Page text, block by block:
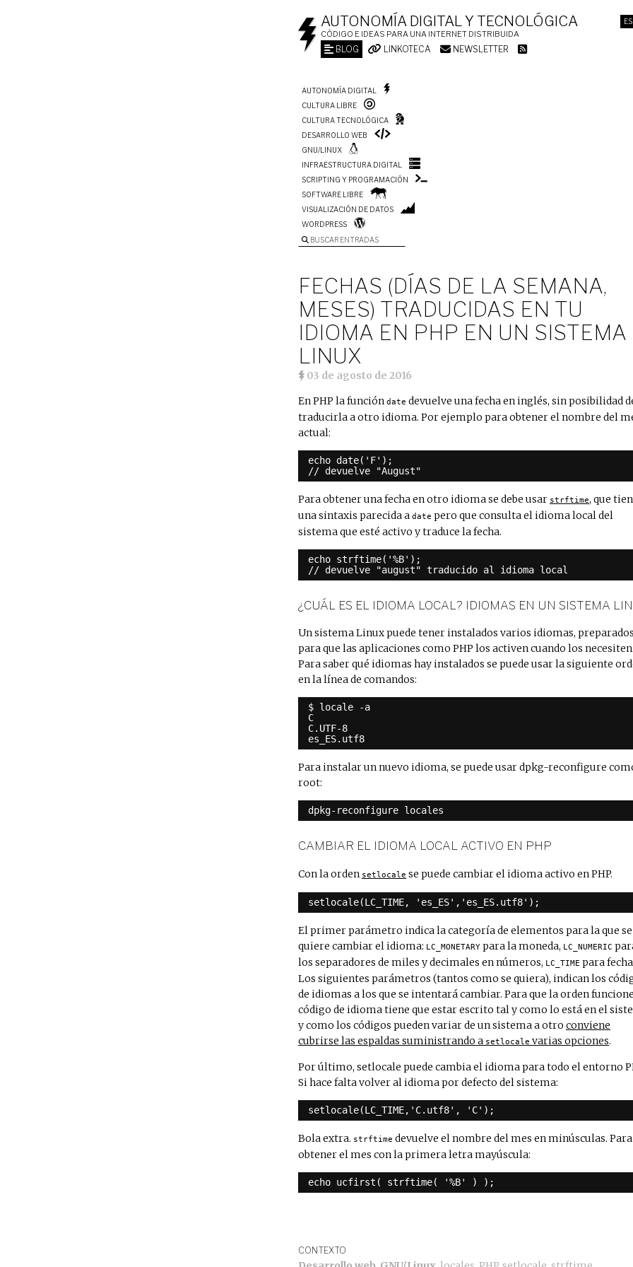
ES
AUTONOMÍA DIGITAL Y TECNOLÓGICA
CÓDIGO E IDEAS PARA UNA INTERNET DISTRIBUIDA
BLOG LINKOTECA NEWSLETTER
AUTONOMÍA DIGITAL
CULTURA LIBRE
CULTURA TECNOLÓGICA
DESARROLLO WEB
GNU/LINUX
INFRAESTRUCTURA DIGITAL
SCRIPTING Y PROGRAMACIÓN
SOFTWARE LIBRE
VISUALIZACIÓN DE DATOS
WORDPRESS
BUSCAR ENTRADAS
FECHAS (DÍAS DE LA SEMANA,
MESES) TRADUCIDAS EN TU
IDIOMA EN PHP EN UN SISTEMA
LINUX
03 de agosto de 2016
En PHP la función date devuelve una fecha en inglés, sin posibilidad
traducirla a otro idioma. Por ejemplo para obtener el nombre del
actual:
echo date('F');
// devuelve "August"
Para obtener una fecha en otro idioma se debe usar strftime, que
una sintaxis parecida a date pero que consulta el idioma local del
sistema que esté activo y traduce la fecha.
echo strftime('%B');
// devuelve "august" traducido al idioma local
¿CUÁL ES EL IDIOMA LOCAL? IDIOMAS EN UN SISTEMA
Un sistema Linux puede tener instalados varios idiomas, preparados
para que las aplicaciones como PHP los activen cuando los necesiten.
Para saber qué idiomas hay instalados se puede usar la siguiente
en la línea de comandos:
$ locale -a
C
C.UTF-8
es_ES.utf8
Para instalar un nuevo idioma, se puede usar dpkg-reconfigure
root:
dpkg-reconfigure locales
CAMBIAR EL IDIOMA LOCAL ACTIVO EN PHP
Con la orden setlocale se puede cambiar el idioma activo en PHP.
setlocale(LC_TIME, 'es_ES','es_ES.utf8');
El primer parámetro indica la categoría de elementos para la que se
quiere cambiar el idioma: LC_MONETARY para la moneda, LC_NUMERIC
los separadores de miles y decimales en números, LC_TIME para
Los siguientes parámetros (tantos como se quiera), indican los
de idiomas a los que se intentará cambiar. Para que la orden
código de idioma tiene que estar escrito tal y como lo está en el
y como los códigos pueden variar de un sistema a otro conviene
cubrirse las espaldas suministrando a setlocale varias opciones.
Por último, setlocale puede cambia el idioma para todo el entorno
Si hace falta volver al idioma por defecto del sistema:
setlocale(LC_TIME,'C.utf8', 'C');
Bola extra. strftime devuelve el nombre del mes en minúsculas. Para
obtener el mes con la primera letra mayúscula:
echo ucfirst( strftime( '%B' ) );
CONTEXTO